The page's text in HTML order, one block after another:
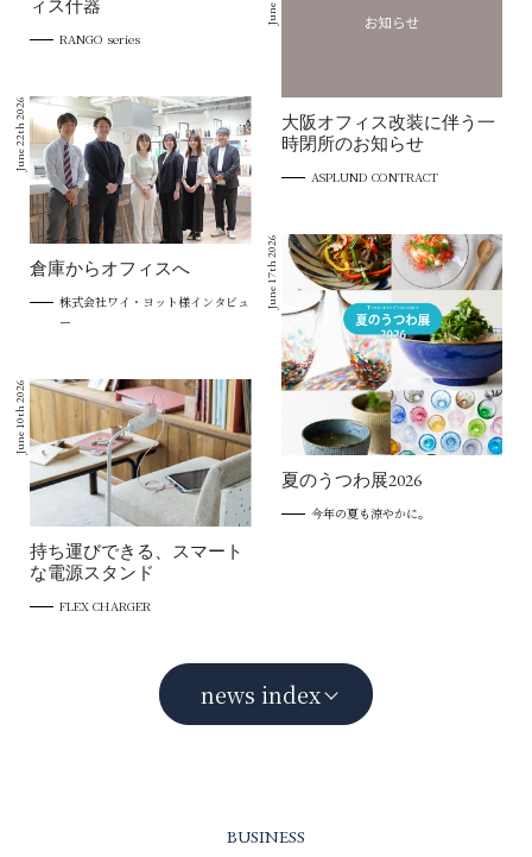
ィス什器
RANGO series
大阪オフィス改装に伴う一
時閉所のお知らせ
ASPLUND CONTRACT
June 22th 2026
倉庫からオフィスへ
株式会社ワイ・ヨット様インタビュ
ー
June 17th 2026
夏のうつわ展2026
今年の夏も涼やかに。
June 10th 2026
持ち運びできる、スマート
な電源スタンド
FLEX CHARGER
news index
BUSINESS